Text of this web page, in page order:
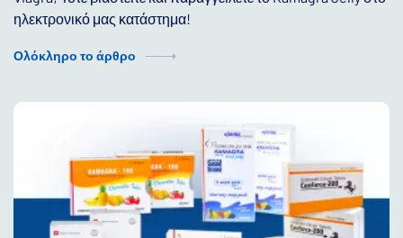
ηλεκτρονικό μας κατάστημα!
Ολόκληρο το άρθρο